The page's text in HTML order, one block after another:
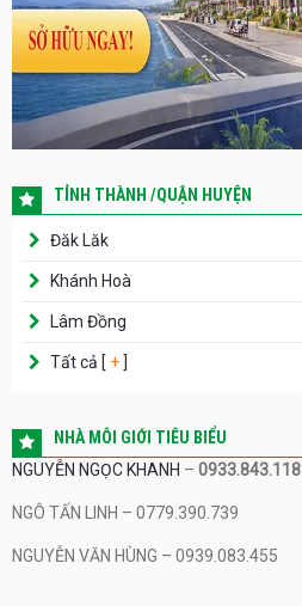
TỈNH THÀNH /QUẬN HUYỆN
Đăk Lăk
Khánh Hoà
Lâm Đồng
Tất cả [ +]
NHÀ MÔI GIỚI TIÊU BIỂU
NGUYỄN NGỌC KHANH – 0933.843.118
NGÔ TẤN LINH – 0779.390.739
NGUYỄN VĂN HÙNG – 0939.083.455